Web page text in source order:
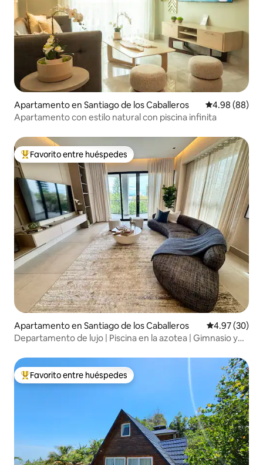
Apartamento en Santiago de los Caballeros Calificación
4.98 (88)
Apartamento con estilo natural con piscina infinita
Favorito entre huéspedes preferido
Favorito entre huéspedes
Apartamento en Santiago de los Caballeros Calificación
4.97 (30)
Departamento de lujo | Piscina en la azotea | Gimnasio y
Favorito entre huéspedes preferido
Favorito entre huéspedes